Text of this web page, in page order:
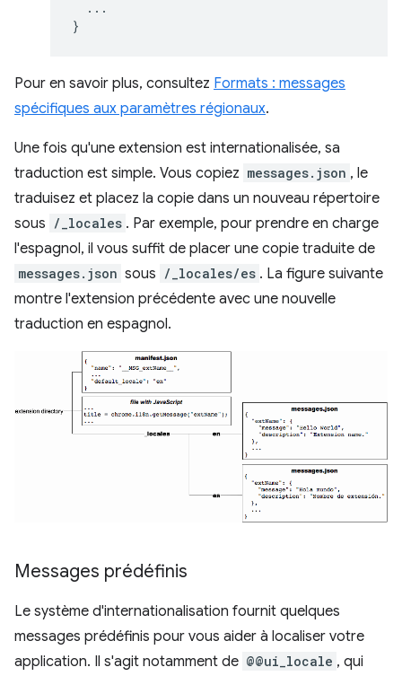
...
}
Pour en savoir plus, consultez Formats : messages
spécifiques aux paramètres régionaux.
Une fois qu'une extension est internationalisée, sa
traduction est simple. Vous copiez messages.json , le
traduisez et placez la copie dans un nouveau répertoire
sous /_locales . Par exemple, pour prendre en charge
l'espagnol, il vous suffit de placer une copie traduite de
messages.json sous /_locales/es . La figure suivante
montre l'extension précédente avec une nouvelle
traduction en espagnol.
Messages prédéfinis
Le système d'internationalisation fournit quelques
messages prédéfinis pour vous aider à localiser votre
application. Il s'agit notamment de @@ui_locale , qui